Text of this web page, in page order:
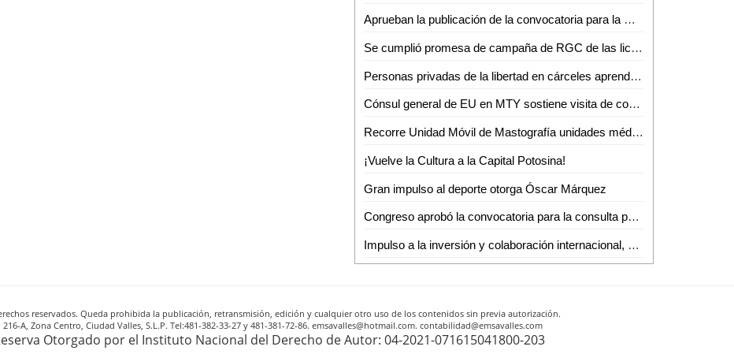
Aprueban la publicación de la convocatoria para la Consulta Ciudadana para Personas con Discapacidad
Se cumplió promesa de campaña de RGC de las licencias: Ríos Medrano
Personas privadas de la libertad en cárceles aprenderán actividades productivas
Cónsul general de EU en MTY sostiene visita de cortesía en las instalaciones de la secretaría de Seguridad Pública del estado
Recorre Unidad Móvil de Mastografía unidades médicas y administrativas del IMSS San Luis Potosí para detección de cáncer de mama
¡Vuelve la Cultura a la Capital Potosina!
Gran impulso al deporte otorga Óscar Márquez
Congreso aprobó la convocatoria para la consulta pública dirigida a personas con discapacidad
Impulso a la inversión y colaboración internacional, acuerdan Gobernador potosino y cónsul de EUA
reservados. Queda prohibida la publicación, retransmisión, edición y cualquier otro uso de los contenidos sin previa autorización.
A, Zona Centro, Ciudad Valles, S.L.P. Tel:481-382-33-27 y 481-381-72-86. emsavalles@hotmail.com. contabilidad@emsavalles.com
Otorgado por el Instituto Nacional del Derecho de Autor: 04-2021-071615041800-203